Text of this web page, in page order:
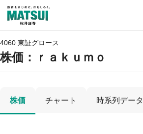
4060 東証グロース
株価 ：ｒａｋｕｍｏ
株価 チャート 時系列データ